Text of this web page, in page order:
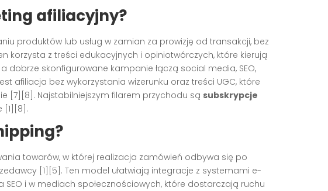
afiliacyjny?
produktów lub usług w zamian za prowizję od transakcji, bez
korzysta z treści edukacyjnych i opiniotwórczych, które kierują
dobrze skonfigurowane kampanie łączą social media, SEO,
afiliacja bez wykorzystania wizerunku oraz treści UGC, które
[7][8]. Najstabilniejszym filarem przychodu są subskrypcje
[1][8].
towarów, w której realizacja zamówień odbywa się po
[1][5]. Ten model ułatwiają integracje z systemami e-
i w mediach społecznościowych, które dostarczają ruchu